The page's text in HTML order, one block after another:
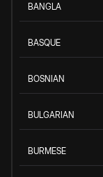
BANGLA
BASQUE
BOSNIAN
BULGARIAN
BURMESE